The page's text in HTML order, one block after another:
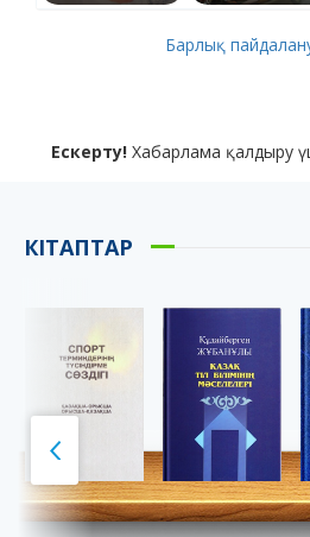
Барлық
Ескерту! Хабарлама қалдыру
КІТАПТАР